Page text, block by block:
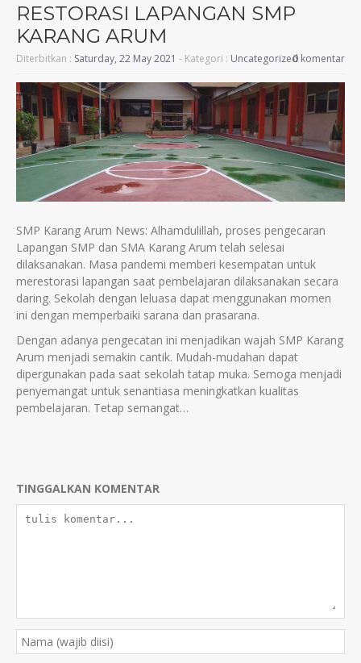
RESTORASI LAPANGAN SMP
KARANG ARUM
Diterbitkan : Saturday, 22 May 2021 - Kategori : Uncategorized0 komentar
SMP Karang Arum News: Alhamdulillah, proses pengecaran
Lapangan SMP dan SMA Karang Arum telah selesai
dilaksanakan. Masa pandemi memberi kesempatan untuk
merestorasi lapangan saat pembelajaran dilaksanakan secara
daring. Sekolah dengan leluasa dapat menggunakan momen
ini dengan memperbaiki sarana dan prasarana.
Dengan adanya pengecatan ini menjadikan wajah SMP Karang
Arum menjadi semakin cantik. Mudah-mudahan dapat
dipergunakan pada saat sekolah tatap muka. Semoga menjadi
penyemangat untuk senantiasa meningkatkan kualitas
pembelajaran. Tetap semangat…
TINGGALKAN KOMENTAR